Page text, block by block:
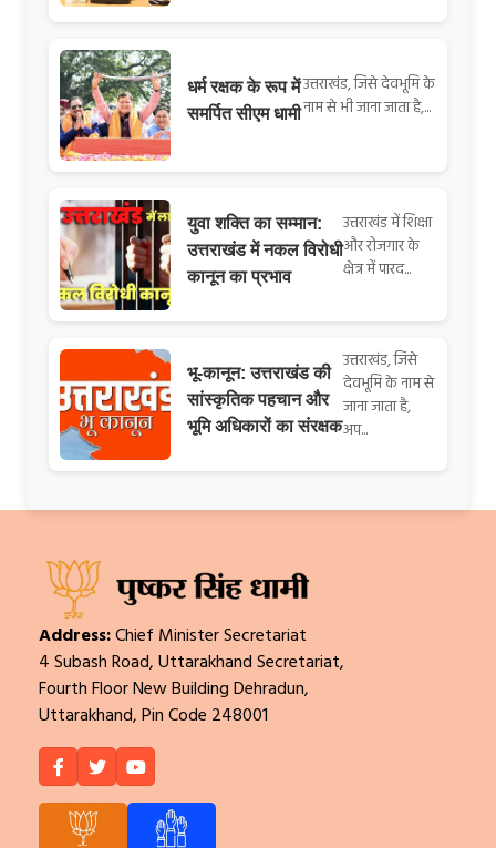
धर्म रक्षक के रूप में
समर्पित सीएम धामी
उत्तराखंड, जिसे देवभूमि के
नाम से भी जाना जाता है,...
युवा शक्ति का सम्मान:
उत्तराखंड में नकल विरोधी
कानून का प्रभाव
उत्तराखंड में शिक्षा
और रोजगार के
क्षेत्र में पारद...
भू-कानून: उत्तराखंड की
सांस्कृतिक पहचान और
भूमि अधिकारों का संरक्षक
उत्तराखंड, जिसे
देवभूमि के नाम से
जाना जाता है,
अप...
Address:Chief Minister Secretariat
4 Subash Road, Uttarakhand Secretariat,
Fourth Floor New Building Dehradun,
Uttarakhand, Pin Code 248001